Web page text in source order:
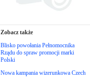
Zobacz także
Blisko powołania Pełnomocnika
Rządu do spraw promocji marki
Polski
Nowa kampania wizerunkowa Czech